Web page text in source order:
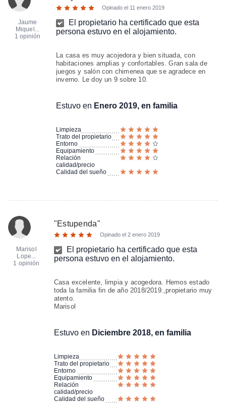
Jaume
Miquel...
1 opinión
Opinado el 11 enero 2019
El propietario ha certificado que esta
persona estuvo en el alojamiento.
La casa es muy acojedora y bien situada, con
habitaciones amplias y confortables. Gran sala de
juegos y salón con chimenea que se agradece en
inverno. Le doy un 9 sobre 10.
Estuvo en Enero 2019, en familia
Limpieza
Trato del propietario
Entorno
Equipamiento
Relación
calidad/precio
Calidad del sueño
Marisol
Lope...
1 opinión
"Estupenda"
Opinado el 2 enero 2019
El propietario ha certificado que esta
persona estuvo en el alojamiento.
Casa excelente, limpia y acogedora. Hemos estado
toda la familia fin de año 2018/2019.,propietario muy
atento.
Marisol
Estuvo en Diciembre 2018, en familia
Limpieza
Trato del propietario
Entorno
Equipamiento
Relación
calidad/precio
Calidad del sueño